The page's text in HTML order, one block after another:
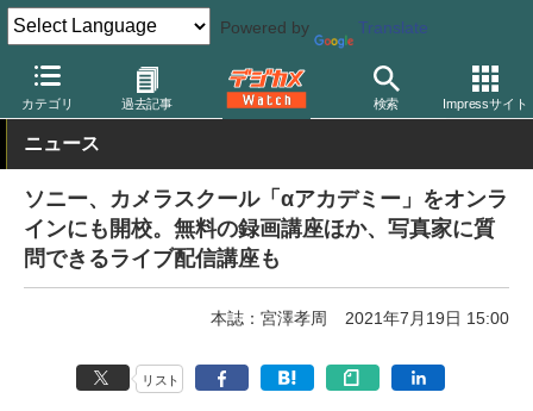
Powered by Translate
カテゴリ 過去記事 検索 Impressサイト
デジカメ Watch カメラ ミラーレスカメラ ソニー
ニュース
ソニー、カメラスクール「αアカデミー」をオンラ
インにも開校。無料の録画講座ほか、写真家に質
問できるライブ配信講座も
本誌：宮澤孝周 2021年7月19日 15:00
リスト